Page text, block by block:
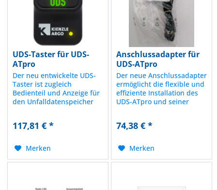
UDS-Taster für UDS-
ATpro
Der neu entwickelte UDS-
Taster ist zugleich
Bedienteil und Anzeige für
den Unfalldatenspeicher
Desinfektionsmittelbeständigkeit
anspruchsvollen
Arbeitsumgebungen....
117,81 € *
Merken
Anschlussadapter für
UDS-ATpro
Der neue Anschlussadapter
ermöglicht die flexible und
effiziente Installation des
UDS-ATpro und seiner
Seite der Anschluss an den
des UDS-ATpro, auf der
anderen Seite...
74,38 € *
Merken